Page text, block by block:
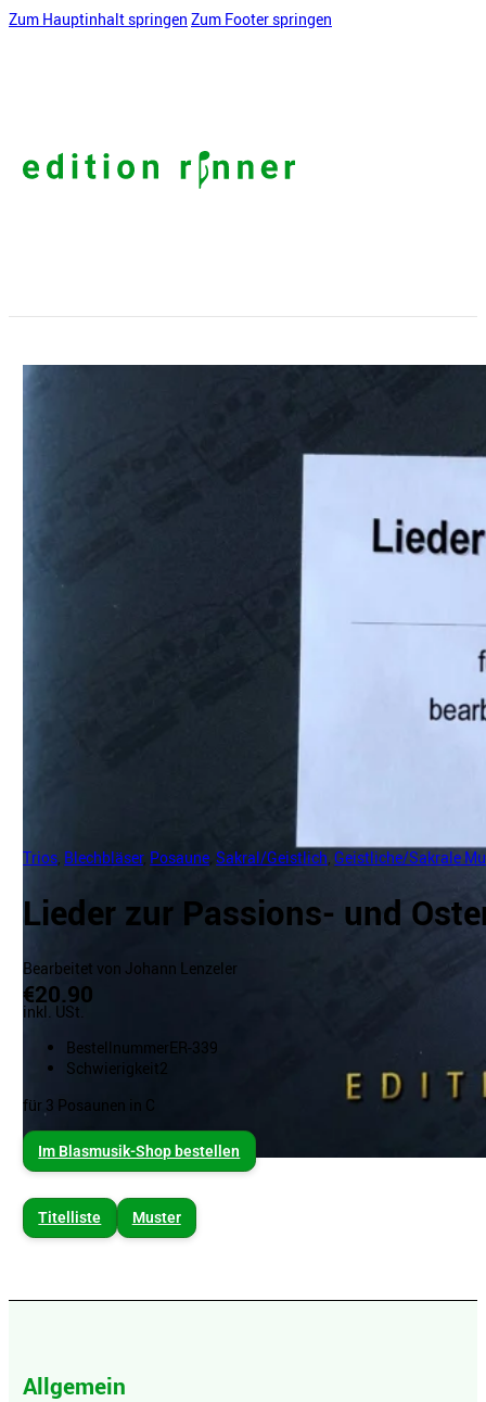
Zum Hauptinhalt springen Zum Footer springen
Trios Blechbläser, Posaune ,Sakral/Geistlich ,Geistliche/Sakrale
Lieder zur Passions- und
Bearbeitet von Johann Lenzeler
€20.90
inkl. USt.
BestellnummerER-339
Schwierigkeit2
für 3 Posaunen in C
Im Blasmusik-Shop bestellen
Titelliste Muster
Allgemein